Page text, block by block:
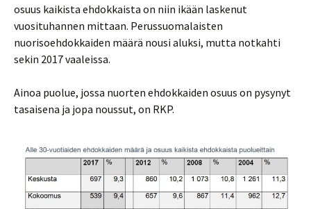
osuus kaikista ehdokkaista on niin ikään laskenut
vuosituhannen mittaan. Perussuomalaisten
nuorisoehdokkaiden määrä nousi aluksi, mutta notkahti
sekin 2017 vaaleissa.
Ainoa puolue, jossa nuorten ehdokkaiden osuus on pysynyt
tasaisena ja jopa noussut, on RKP.